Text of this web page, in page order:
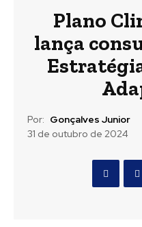
Plano
lança
Por: Gonçalves Junior
31 de outubro de 2024